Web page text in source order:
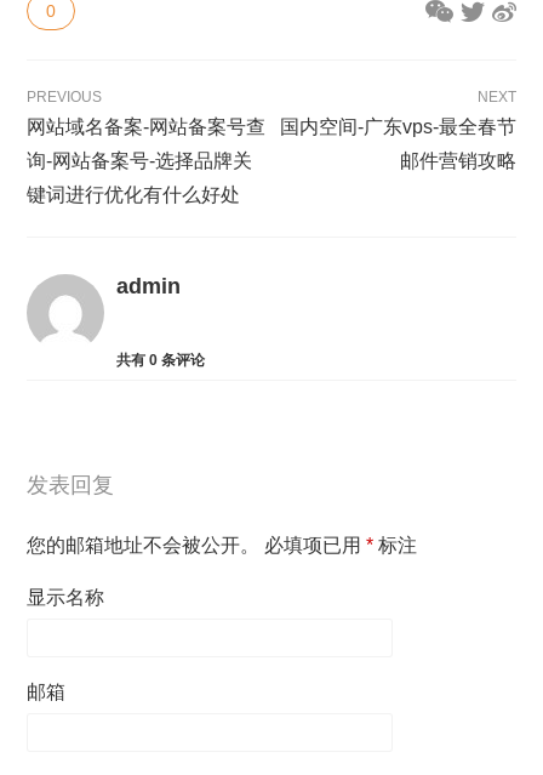
0
PREVIOUS
网站域名备案-网站备案号查
询-网站备案号-选择品牌关
键词进行优化有什么好处
NEXT
国内空间-广东vps-最全春节
邮件营销攻略
admin
共有0 条评论
发表回复
您的邮箱地址不会被公开。 必填项已用* 标注
显示名称
邮箱